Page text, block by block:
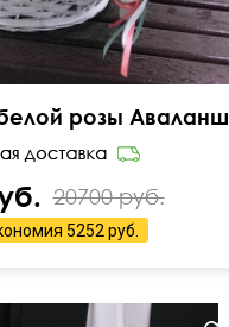
розы Аваланш
20700 руб.
5252 руб.